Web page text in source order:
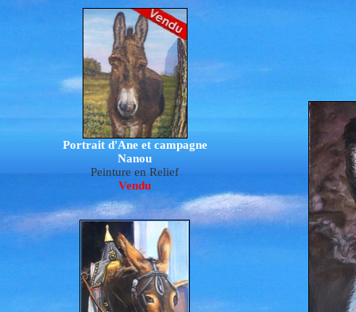
Portrait d'Ane et campagne
Nanou
Peinture en Relief
Vendu